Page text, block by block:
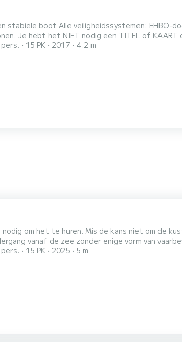
stabiele boot Alle veiligheidssystemen: EHBO-
Met een
meter en een capaciteit voor 5
Deze boot is zo geconfigureerd dat iedereen,
15 PK 2017 4.2 m
om de kust van Malaga te verkennen of te
vanaf de zee zonder enige vorm van
onze trekboei, te vissen, een picknick te
15 PK 2025 5 m